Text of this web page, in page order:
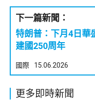
下一篇新聞：
特朗普：下月4日華
建國250周年
國際 15.06.2026
更多即時新聞